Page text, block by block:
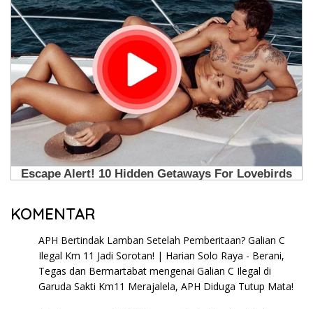
KOMENTAR
APH Bertindak Lamban Setelah Pemberitaan? Galian C
Ilegal Km 11 Jadi Sorotan! | Harian Solo Raya - Berani,
Tegas dan Bermartabat mengenai Galian C Ilegal di
Garuda Sakti Km11 Merajalela, APH Diduga Tutup Mata!